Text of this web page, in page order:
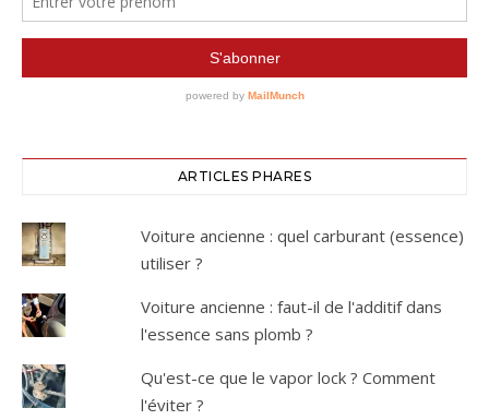
ARTICLES PHARES
Voiture ancienne : quel carburant (essence)
utiliser ?
Voiture ancienne : faut-il de l'additif dans
l'essence sans plomb ?
Qu'est-ce que le vapor lock ? Comment
l'éviter ?